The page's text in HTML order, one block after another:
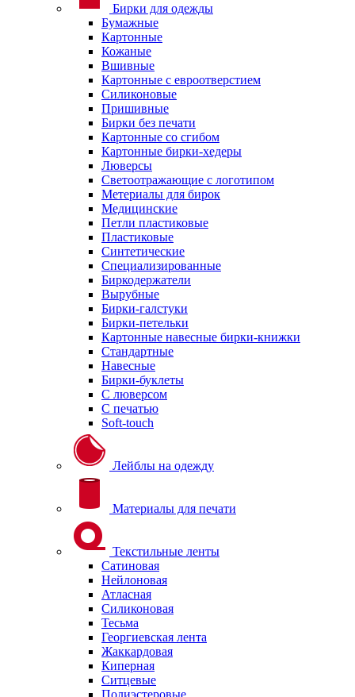
Бирки для одежды
Бумажные
Картонные
Кожаные
Вшивные
Картонные с евроотверстием
Силиконовые
Пришивные
Бирки без печати
Картонные со сгибом
Картонные бирки-хедеры
Люверсы
Светоотражающие с логотипом
Метериалы для бирок
Медицинские
Петли пластиковые
Пластиковые
Синтетические
Специализированные
Биркодержатели
Вырубные
Бирки-галстуки
Бирки-петельки
Картонные навесные бирки-книжки
Стандартные
Навесные
Бирки-буклеты
С люверсом
С печатью
Soft-touch
Лейблы на одежду
Материалы для печати
Текстильные ленты
Сатиновая
Нейлоновая
Атласная
Силиконовая
Тесьма
Георгиевская лента
Жаккардовая
Киперная
Ситцевые
Полиэстеровые